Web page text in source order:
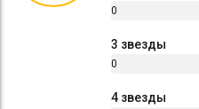
0
3 звезды
0
4 звезды